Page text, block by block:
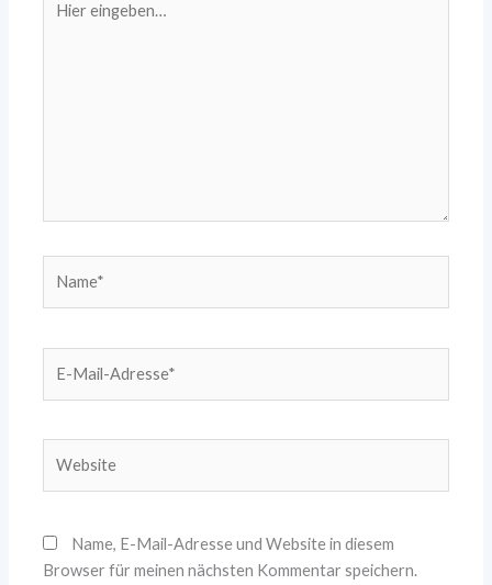
eingeben…
Mail-
Name, E-Mail-Adresse und Website in diesem
Browser für meinen nächsten Kommentar speichern.